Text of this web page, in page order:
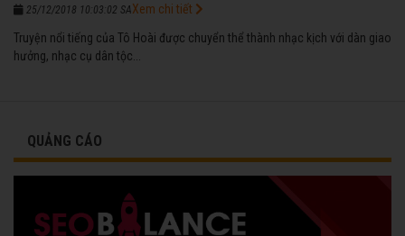
25/12/2018 10:03:02 SA
Truyện nổi tiếng của Tô Hoài được chuyển thể thành nhạc kịch với dàn giao
hưởng, nhạc cụ dân tộc...
Xem chi tiết
QUẢNG CÁO